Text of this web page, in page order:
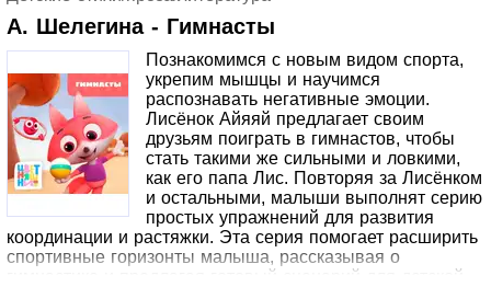
А. Шелегина - Гимнасты
Познакомимся с новым видом спорта,
укрепим мышцы и научимся
распознавать негативные эмоции.
Лисёнок Айяяй предлагает своим
друзьям поиграть в гимнастов, чтобы
стать такими же сильными и ловкими,
как его папа Лис. Повторяя за Лисёнком
и остальными, малыши выполнят серию
простых упражнений для развития
координации и растяжки. Эта серия помогает расширить
спортивные горизонты малыша, рассказывая о
гимнастике и предлагая готовый сценарий для детской